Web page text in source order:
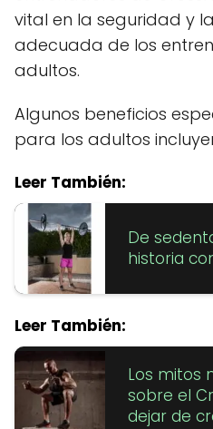
vital en la seguridad y
adecuada de los
adultos.
Algunos beneficios
para los adultos
Leer También:
De
historia
Leer También:
Los mitos
sobre el
dejar de